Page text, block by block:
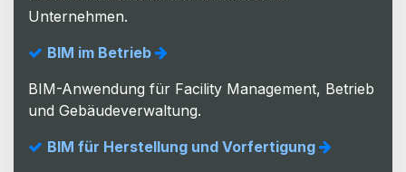
Unternehmen.
BIM im Betrieb
BIM-Anwendung für Facility Management, Betrieb
und Gebäudeverwaltung.
BIM für Herstellung und Vorfertigung